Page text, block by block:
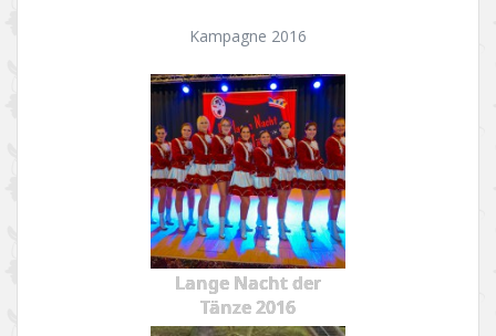
Kampagne 2016
Lange Nacht der
Tänze 2016